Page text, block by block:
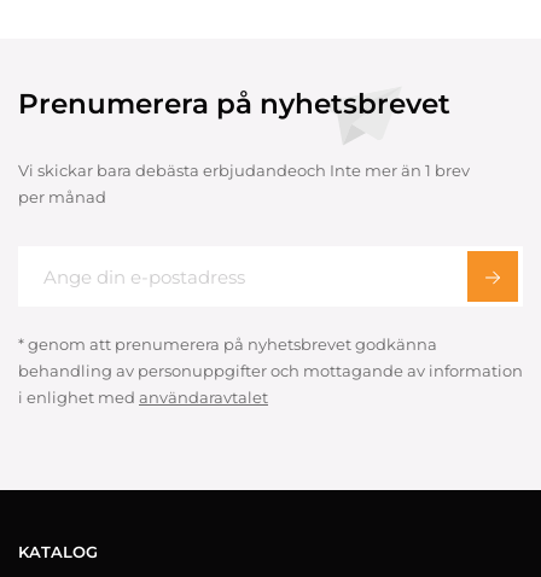
Prenumerera på nyhetsbrevet
Vi skickar bara debästa erbjudandeoch Inte mer än 1 brev
per månad
* genom att prenumerera på nyhetsbrevet godkänna
behandling av personuppgifter och mottagande av information
i enlighet med användaravtalet
KATALOG